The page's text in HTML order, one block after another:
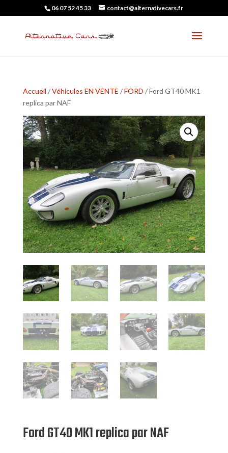
06 07 52 45 33 contact@alternativecars.fr
Accueil /Véhicules EN VENTE /FORD / Ford GT40 MK1
replica par NAF
Ford GT40 MK1 replica par NAF